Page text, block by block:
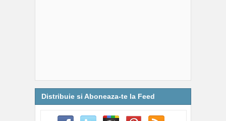
Distribuie si Aboneaza-te la Feed